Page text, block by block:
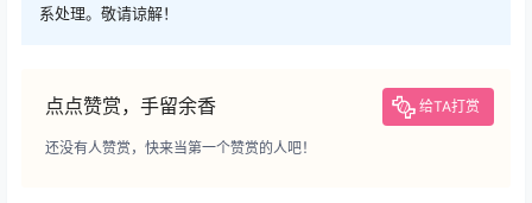
系处理。敬请谅解！
点点赞赏，手留余香 给TA打赏
还没有人赞赏，快来当第一个赞赏的人吧！